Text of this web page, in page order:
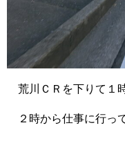
荒川ＣＲを下りて１
２時から仕事に行っ